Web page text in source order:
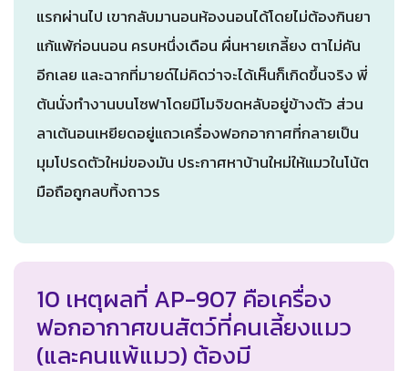
แรกผ่านไป เขากลับมานอนห้องนอนได้โดยไม่ต้องกินยา
แก้แพ้ก่อนนอน ครบหนึ่งเดือน ผื่นหายเกลี้ยง ตาไม่คัน
อีกเลย และฉากที่มายด์ไม่คิดว่าจะได้เห็นก็เกิดขึ้นจริง พี่
ต้นนั่งทำงานบนโซฟาโดยมีโมจิขดหลับอยู่ข้างตัว ส่วน
ลาเต้นอนเหยียดอยู่แถวเครื่องฟอกอากาศที่กลายเป็น
มุมโปรดตัวใหม่ของมัน ประกาศหาบ้านใหม่ให้แมวในโน้ต
มือถือถูกลบทิ้งถาวร
10 เหตุผลที่ AP-907 คือเครื่อง
ฟอกอากาศขนสัตว์ที่คนเลี้ยงแมว
(และคนแพ้แมว) ต้องมี